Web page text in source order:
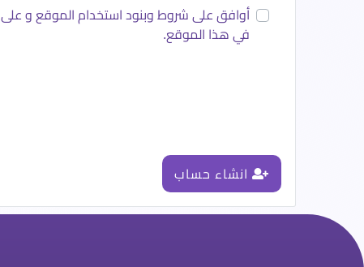
أوافق على شروط وبنود استخدام الموقع و على
في هذا الموقع.
انشاء حساب